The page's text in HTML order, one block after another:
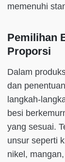
memenuhi
Pemilihan
Proporsi
Dalam
dan
langkah-
besi
yang sesuai.
unsur seperti
nikel,